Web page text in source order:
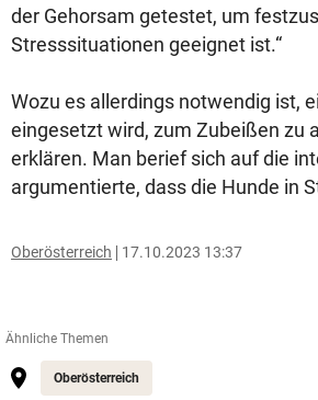
der Gehorsam getestet, um
Stresssituationen geeignet ist.“
Wozu es allerdings notwendig ist,
eingesetzt wird, zum Zubeißen zu
erklären. Man berief sich auf die
argumentierte, dass die Hunde in
Oberösterreich 17.10.2023 13:37
Ähnliche Themen
Oberösterreich